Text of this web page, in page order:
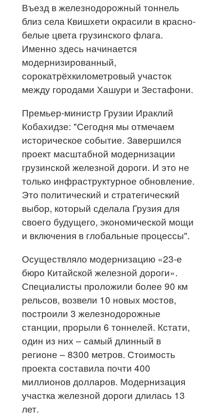
Въезд в железнодорожный тоннель
близ села Квишхети окрасили в красно-
белые цвета грузинского флага.
Именно здесь начинается
модернизированный,
сорокатрёхкилометровый участок
между городами Хашури и Зестафони.
Премьер-министр Грузии Ираклий
Кобахидзе: "Сегодня мы отмечаем
историческое событие. Завершился
проект масштабной модернизации
грузинской железной дороги. И это не
только инфраструктурное обновление.
Это политический и стратегический
выбор, который сделала Грузия для
своего будущего, экономической мощи
и включения в глобальные процессы".
Осуществляло модернизацию «23-е
бюро Китайской железной дороги».
Специалисты проложили более 90 км
рельсов, возвели 10 новых мостов,
построили 3 железнодорожные
станции, прорыли 6 тоннелей. Кстати,
один из них – самый длинный в
регионе – 8300 метров. Стоимость
проекта составила почти 400
миллионов долларов. Модернизация
участка железной дороги длилась 13
лет.